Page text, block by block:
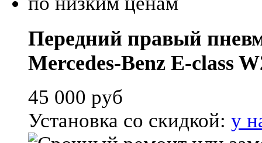
Передний правый
Mercedes-Benz E-class
45 000 руб
Установка со скидкой: у